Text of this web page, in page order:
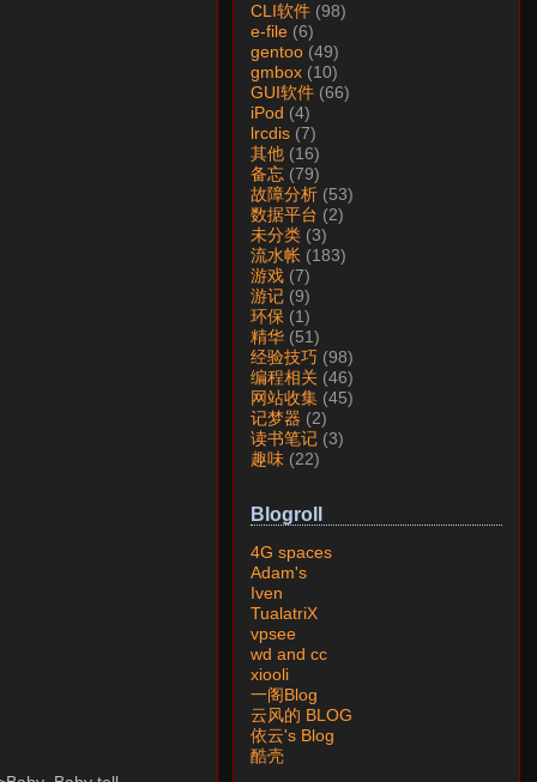
CLI软件 (98)
e-file (6)
gentoo (49)
gmbox (10)
GUI软件 (66)
iPod (4)
lrcdis (7)
其他 (16)
备忘 (79)
故障分析 (53)
数据平台 (2)
未分类 (3)
流水帐 (183)
游戏 (7)
游记 (9)
环保 (1)
精华 (51)
经验技巧 (98)
编程相关 (46)
网站收集 (45)
记梦器 (2)
读书笔记 (3)
趣味 (22)
Blogroll
4G spaces
Adam's
Iven
TualatriX
vpsee
wd and cc
xiooli
一阁Blog
云风的 BLOG
依云's Blog
酷壳